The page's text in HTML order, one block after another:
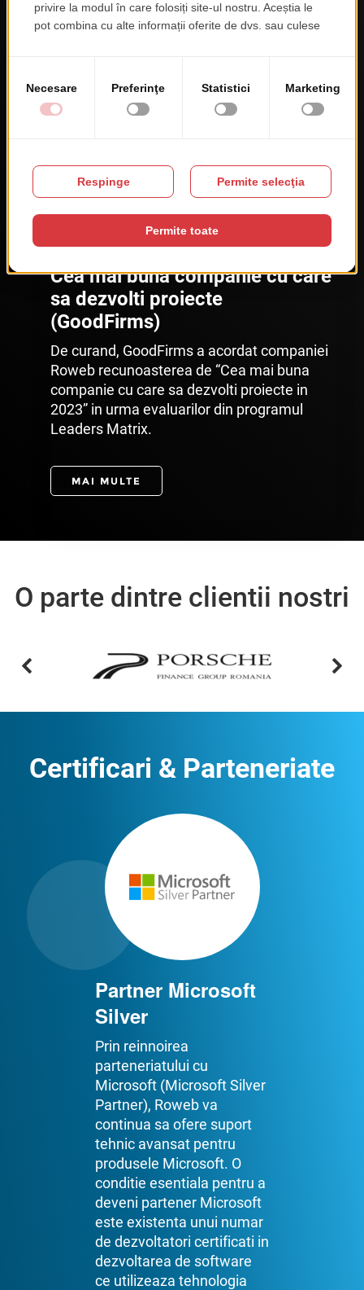
Cea mai buna companie cu care
sa dezvolti proiecte
(GoodFirms)
De curand, GoodFirms a acordat companiei
Roweb recunoasterea de “Cea mai buna
companie cu care sa dezvolti proiecte in
2023” in urma evaluarilor din programul
Leaders Matrix.
MAI MULTE
O parte dintre clientii nostri
Certificari & Parteneriate
Partner Microsoft
Silver
Prin reinnoirea
parteneriatului cu
Microsoft (Microsoft Silver
Partner), Roweb va
continua sa ofere suport
tehnic avansat pentru
produsele Microsoft. O
conditie esentiala pentru a
deveni partener Microsoft
este existenta unui numar
de dezvoltatori certificati in
dezvoltarea de software
ce utilizeaza tehnologia